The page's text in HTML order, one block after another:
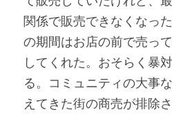
関係で販売できなくなっ
の期間はお店の前で売っ
してくれた。おそらく暴
る。コミュニティの大事
えてきた街の商売が排除